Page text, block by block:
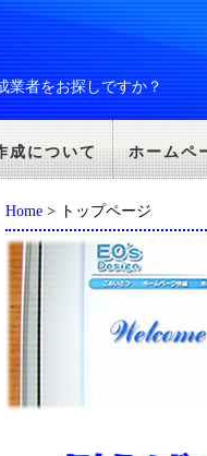
業者をお探しですか？
成について ホームペ
Home > トップページ